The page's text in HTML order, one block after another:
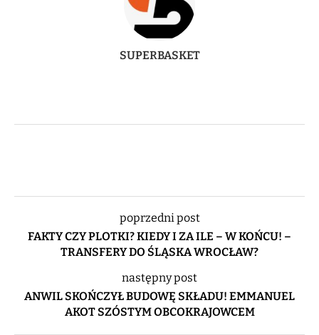
SUPERBASKET
poprzedni post
FAKTY CZY PLOTKI? KIEDY I ZA ILE – W KOŃCU! –
TRANSFERY DO ŚLĄSKA WROCŁAW?
następny post
ANWIL SKOŃCZYŁ BUDOWĘ SKŁADU! EMMANUEL
AKOT SZÓSTYM OBCOKRAJOWCEM